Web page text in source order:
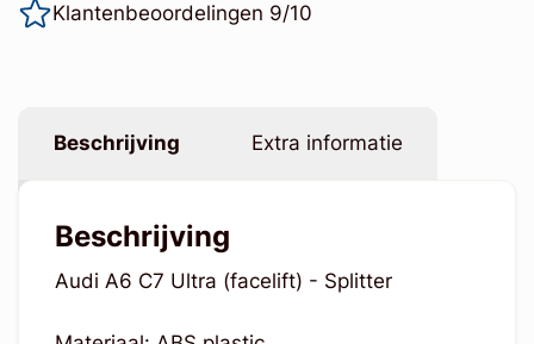
Klantenbeoordelingen 9/10
Beschrijving Extra informatie
Beschrijving
Audi A6 C7 Ultra (facelift) - Splitter